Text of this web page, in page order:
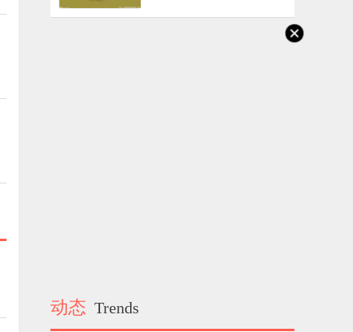
动态 Trends